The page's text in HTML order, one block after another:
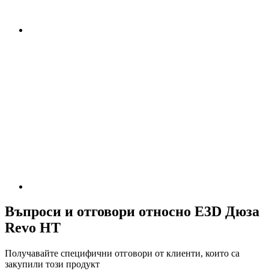
Въпроси и отговори относно E3D Дюза
Revo HT
Получавайте специфични отговори от клиенти, които са
закупили този продукт